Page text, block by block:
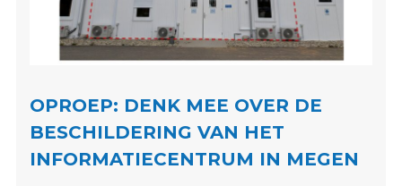
OPROEP: DENK MEE OVER DE
BESCHILDERING VAN HET
INFORMATIECENTRUM IN MEGEN